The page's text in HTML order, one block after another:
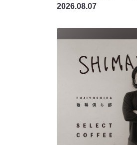
2026.08.07